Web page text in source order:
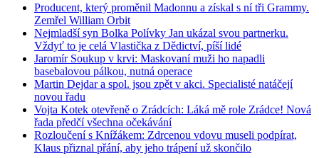
Producent, který proměnil Madonnu a získal s ní tři Grammy.
Zemřel William Orbit
Nejmladší syn Bolka Polívky Jan ukázal svou partnerku.
Vždyť to je celá Vlastička z Dědictví, píší lidé
Jaromír Soukup v krvi: Maskovaní muži ho napadli
basebalovou pálkou, nutná operace
Martin Dejdar a spol. jsou zpět v akci. Specialisté natáčejí
novou řadu
Vojta Kotek otevřeně o Zrádcích: Láká mě role Zrádce! Nová
řada předčí všechna očekávání
Rozloučení s Knížákem: Zdrcenou vdovu museli podpírat,
Klaus přiznal přání, aby jeho trápení už skončilo